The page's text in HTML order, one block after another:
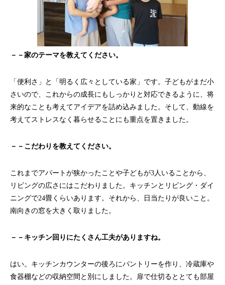
－－家のテーマを教えてください。
「便利さ」と「明るく広々としている家」です。子どもがまだ小
さいので、これからの成長にもしっかりと対応できるように、将
来的なことも考えてアイデアを詰め込みました。そして、動線を
考えてストレスなく暮らせることにも重点を置きました。
－－こだわりを教えてください。
これまでアパートが狭かったことや子どもが3人いることから、
リビングの広さにはこだわりました。キッチンとリビング・ダイ
ニングで24畳くらいあります。それから、日当たりが良いこと。
南向きの窓を大きく取りました。
－－キッチン回りにたくさん工夫がありますね。
はい。キッチンカウンターの後ろにパントリーを作り、冷蔵庫や
食器棚などの収納空間と別にしました。扉で仕切るととても部屋